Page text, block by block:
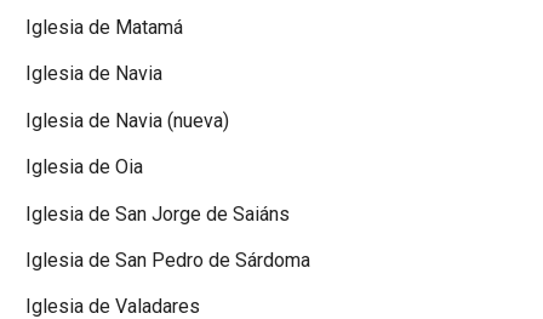
Iglesia de Matamá
Iglesia de Navia
Iglesia de Navia (nueva)
Iglesia de Oia
Iglesia de San Jorge de Saiáns
Iglesia de San Pedro de Sárdoma
Iglesia de Valadares